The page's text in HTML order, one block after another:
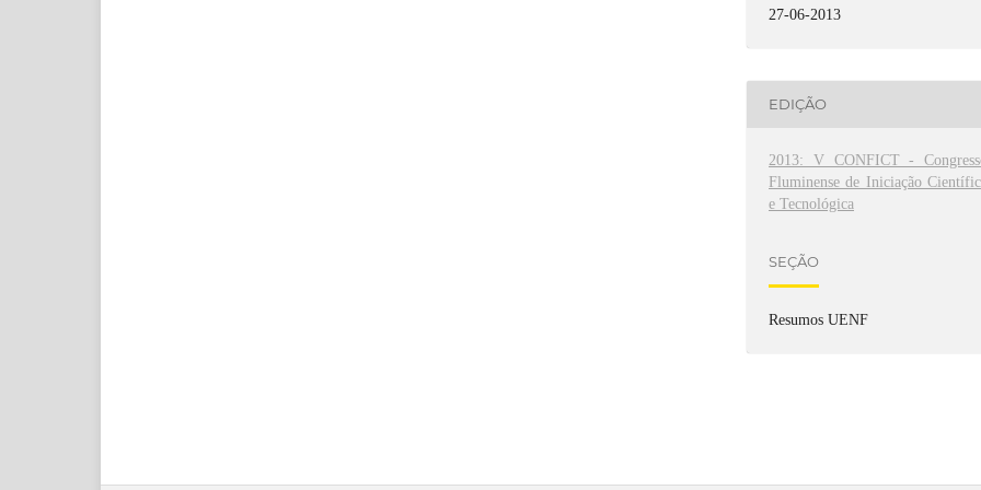
27-06-2013
EDIÇÃO
2013: V CONFICT -
Fluminense de Iniciação
e Tecnológica
SEÇÃO
Resumos UENF